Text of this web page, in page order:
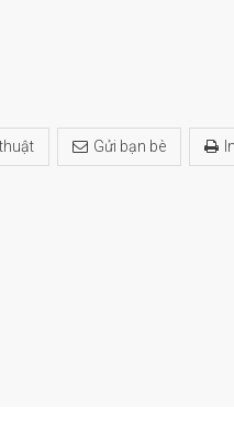
Gửi bạn bè In